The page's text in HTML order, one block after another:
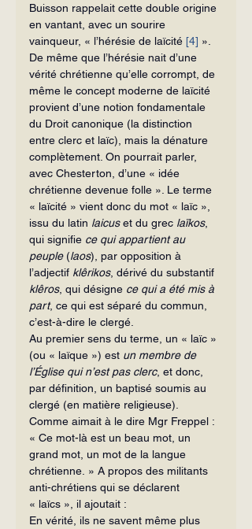
Buisson rappelait cette double origine
en vantant, avec un sourire
vainqueur, « l’hérésie de laïcité [4] ».
De même que l’hérésie nait d’une
vérité chrétienne qu’elle corrompt, de
même le concept moderne de laïcité
provient d’une notion fondamentale
du Droit canonique (la distinction
entre clerc et laïc), mais la dénature
complètement. On pourrait parler,
avec Chesterton, d’une « idée
chrétienne devenue folle ». Le terme
« laïcité » vient donc du mot « laïc »,
issu du latin laicus et du grec laïkos,
qui signifie ce qui appartient au
peuple (laos), par opposition à
l’adjectif klêrikos, dérivé du substantif
klêros, qui désigne ce qui a été mis à
part, ce qui est séparé du commun,
c’est-à-dire le clergé.
Au premier sens du terme, un « laïc »
(ou « laïque ») est un membre de
l’Église qui n’est pas clerc, et donc,
par définition, un baptisé soumis au
clergé (en matière religieuse).
Comme aimait à le dire Mgr Freppel :
« Ce mot-là est un beau mot, un
grand mot, un mot de la langue
chrétienne. » A propos des militants
anti-chrétiens qui se déclarent
« laïcs », il ajoutait :
En vérité, ils ne savent même plus